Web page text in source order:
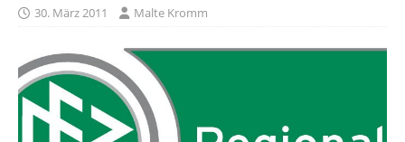
30. März 2011 Malte Kromm